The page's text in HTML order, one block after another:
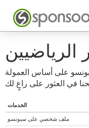
الرياضيين
الخدمات
ملف شخصي على سبونسو